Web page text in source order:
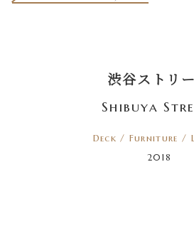
渋谷ストリ
Shibuya
Deck / Furniture /
2018